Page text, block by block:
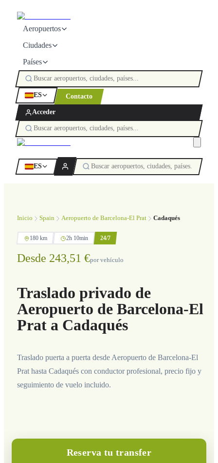
Aeropuertos
Ciudades
Países
ES Contacto
Acceder
ES
Inicio Spain Aeropuerto de Barcelona-El Prat Cadaqués
180 km 2h 10min 24/7
Desde 243,51 €por vehículo
Traslado privado de
Aeropuerto de Barcelona-El
Prat a Cadaqués
Traslado puerta a puerta desde Aeropuerto de Barcelona-El
Prat hasta Cadaqués con conductor profesional, precio fijo y
seguimiento de vuelo incluido.
Reserva tu transfer